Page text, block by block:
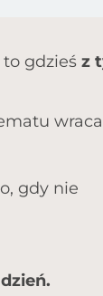
to gdzieś z
gdy nie